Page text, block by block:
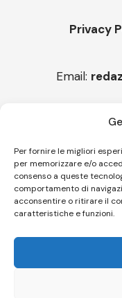
Per fornire le migliori
per memorizzare e/o
consenso a queste
comportamento di
acconsentire o ritirare il
caratteristiche e funzioni.
Privacy
Email:
“Color fest” torna
Firenze -